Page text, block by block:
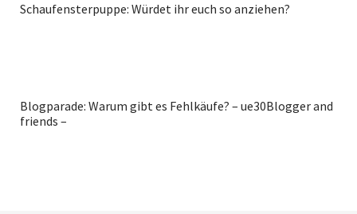
Schaufensterpuppe: Würdet ihr euch so anziehen?
Blogparade: Warum gibt es Fehlkäufe? – ue30Blogger and
friends –